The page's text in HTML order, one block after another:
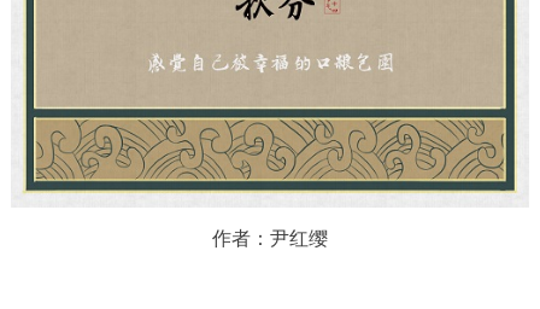
作者：尹红缨